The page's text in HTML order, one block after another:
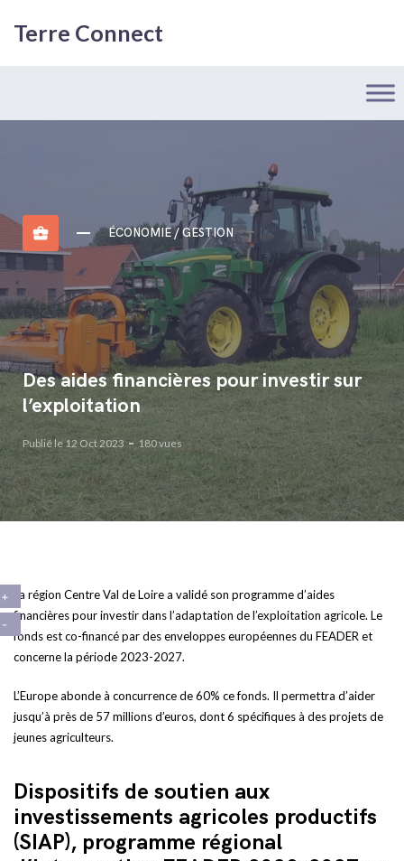
Terre Connect
business_center ÉCONOMIE / GESTION
Des aides financières pour investir sur
l’exploitation
Publié le 12 Oct 2023 180 vues
La région Centre Val de Loire a validé son programme d’aides
financières pour investir dans l’adaptation de l’exploitation agricole. Le
fonds est co-financé par des enveloppes européennes du FEADER et
concerne la période 2023-2027.
L’Europe abonde à concurrence de 60% ce fonds. Il permettra d’aider
jusqu’à près de 57 millions d’euros, dont 6 spécifiques à des projets de
jeunes agriculteurs.
Dispositifs de soutien aux
investissements agricoles productifs
(SIAP), programme régional